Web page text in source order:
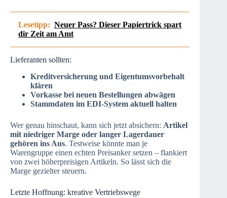
Lesetipp: Neuer Pass? Dieser Papiertrick spart
dir Zeit am Amt
Lieferanten sollten:
Kreditversicherung und Eigentumsvorbehalt
klären
Vorkasse bei neuen Bestellungen abwägen
Stammdaten im EDI-System aktuell halten
Wer genau hinschaut, kann sich jetzt absichern: Artikel
mit niedriger Marge oder langer Lagerdauer
gehören ins Aus. Testweise könnte man je
Warengruppe einen echten Preisanker setzen – flankiert
von zwei höherpreisigen Artikeln. So lässt sich die
Marge gezielter steuern.
Letzte Hoffnung: kreative Vertriebswege